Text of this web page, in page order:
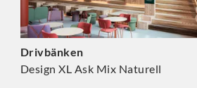
Drivbänken
Design XL Ask Mix Naturell